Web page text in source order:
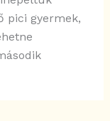
pici gyermek,